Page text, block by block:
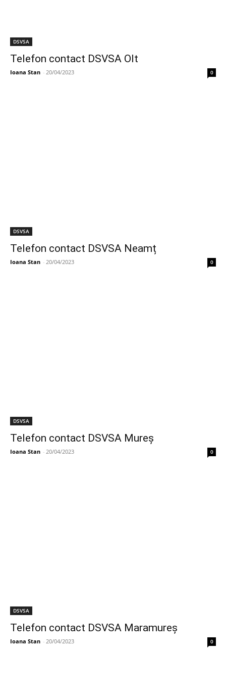
DSVSA
Telefon contact DSVSA Olt
Ioana Stan - 20/04/2023 0
DSVSA
Telefon contact DSVSA Neamț
Ioana Stan - 20/04/2023 0
DSVSA
Telefon contact DSVSA Mureș
Ioana Stan - 20/04/2023 0
DSVSA
Telefon contact DSVSA Maramureș
Ioana Stan - 20/04/2023 0